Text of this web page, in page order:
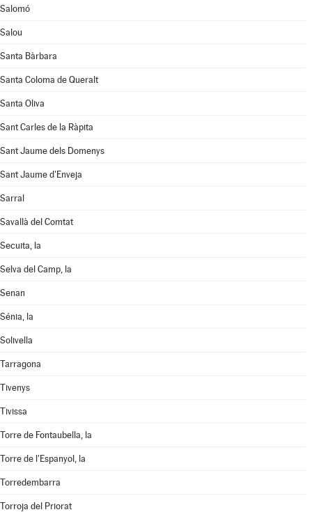
Salomó
Salou
Santa Bàrbara
Santa Coloma de Queralt
Santa Oliva
Sant Carles de la Ràpita
Sant Jaume dels Domenys
Sant Jaume d'Enveja
Sarral
Savallà del Comtat
Secuita, la
Selva del Camp, la
Senan
Sénia, la
Solivella
Tarragona
Tivenys
Tivissa
Torre de Fontaubella, la
Torre de l'Espanyol, la
Torredembarra
Torroja del Priorat